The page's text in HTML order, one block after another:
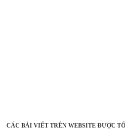
CÁC BÀI VIẾT TRÊN WEBSITE ĐƯỢC